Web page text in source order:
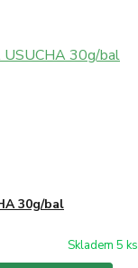
30g/bal
Skladem 5 ks